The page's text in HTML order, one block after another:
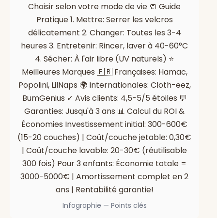
Choisir selon votre mode de vie 🧼 Guide
Pratique 1. Mettre: Serrer les velcros
délicatement 2. Changer: Toutes les 3-4
heures 3. Entretenir: Rincer, laver à 40-60°C
4. Sécher: À l'air libre (UV naturels) ⭐
Meilleures Marques 🇫🇷 Françaises: Hamac,
Popolini, LilNaps 🌍 Internationales: Cloth-eez,
BumGenius ✓ Avis clients: 4,5-5/5 étoiles 💬
Garanties: Jusqu'à 3 ans 📊 Calcul du ROI &
Économies Investissement initial: 300-600€
(15-20 couches) | Coût/couche jetable: 0,30€
| Coût/couche lavable: 20-30€ (réutilisable
300 fois) Pour 3 enfants: Économie totale =
3000-5000€ | Amortissement complet en 2
ans | Rentabilité garantie!
Infographie — Points clés